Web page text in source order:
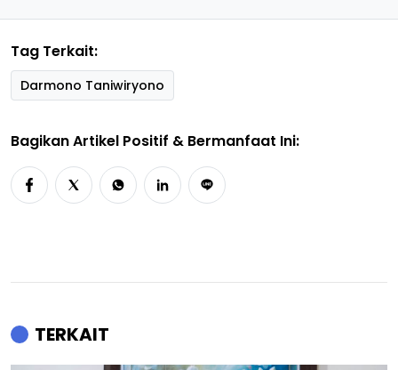
Tag Terkait:
Darmono Taniwiryono
Bagikan Artikel Positif & Bermanfaat Ini:
TERKAIT